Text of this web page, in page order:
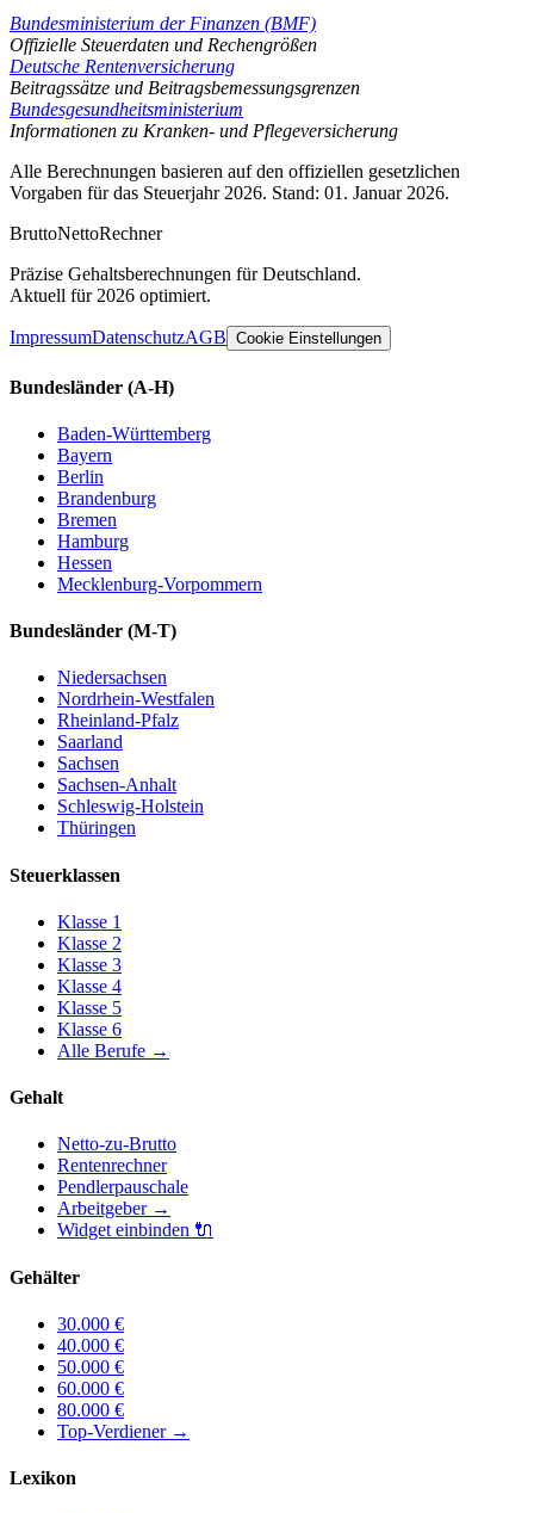
Bundesministerium der Finanzen (BMF)
Offizielle Steuerdaten und Rechengrößen
Deutsche Rentenversicherung
Beitragssätze und Beitragsbemessungsgrenzen
Bundesgesundheitsministerium
Informationen zu Kranken- und Pflegeversicherung
Alle Berechnungen basieren auf den offiziellen gesetzlichen
Vorgaben für das Steuerjahr 2026. Stand: 01. Januar 2026.
BruttoNettoRechner
Präzise Gehaltsberechnungen für Deutschland.
Aktuell für 2026 optimiert.
ImpressumDatenschutzAGB Cookie Einstellungen
Bundesländer (A-H)
Baden-Württemberg
Bayern
Berlin
Brandenburg
Bremen
Hamburg
Hessen
Mecklenburg-Vorpommern
Bundesländer (M-T)
Niedersachsen
Nordrhein-Westfalen
Rheinland-Pfalz
Saarland
Sachsen
Sachsen-Anhalt
Schleswig-Holstein
Thüringen
Steuerklassen
Klasse 1
Klasse 2
Klasse 3
Klasse 4
Klasse 5
Klasse 6
Alle Berufe →
Gehalt
Netto-zu-Brutto
Rentenrechner
Pendlerpauschale
Arbeitgeber→
Widget einbinden 🔌
Gehälter
30.000 €
40.000 €
50.000 €
60.000 €
80.000 €
Top-Verdiener→
Lexikon